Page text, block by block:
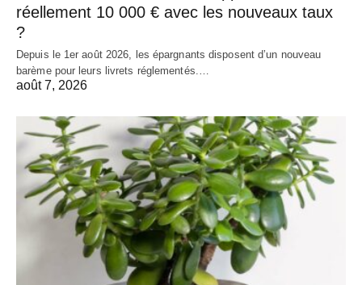
réellement 10 000 € avec les nouveaux taux
?
Depuis le 1er août 2026, les épargnants disposent d’un nouveau
barème pour leurs livrets réglementés.…
août 7, 2026